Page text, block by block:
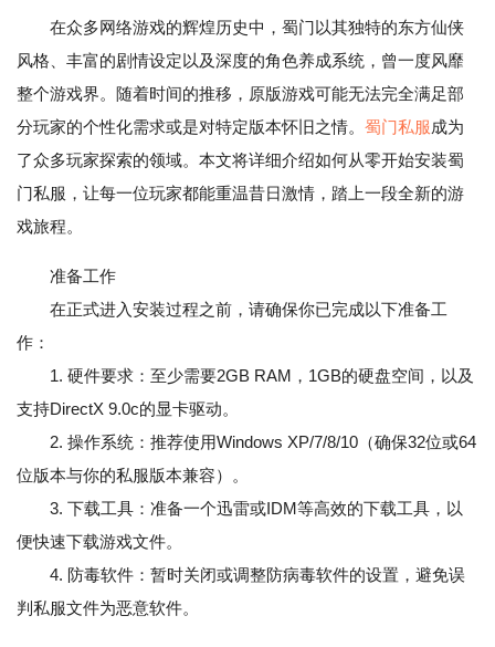
在众多网络游戏的辉煌历史中，蜀门以其独特的东方仙侠
风格、丰富的剧情设定以及深度的角色养成系统，曾一度风靡
整个游戏界。随着时间的推移，原版游戏可能无法完全满足部
分玩家的个性化需求或是对特定版本怀旧之情。 蜀门私服成为
了众多玩家探索的领域。本文将详细介绍如何从零开始安装蜀
门私服，让每一位玩家都能重温昔日激情，踏上一段全新的游
戏旅程。
准备工作
在正式进入安装过程之前，请确保你已完成以下准备工
作：
1. 硬件要求：至少需要2GB RAM，1GB的硬盘空间，以及
支持DirectX 9.0c的显卡驱动。
2. 操作系统：推荐使用Windows XP/7/8/10（确保32位或64
位版本与你的私服版本兼容）。
3. 下载工具：准备一个迅雷或IDM等高效的下载工具，以
便快速下载游戏文件。
4. 防毒软件：暂时关闭或调整防病毒软件的设置，避免误
判私服文件为恶意软件。